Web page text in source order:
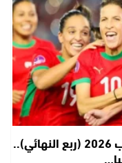
كأس أمم إفريقيا للسيدات – المغرب 2026 (ربع النهائي)..